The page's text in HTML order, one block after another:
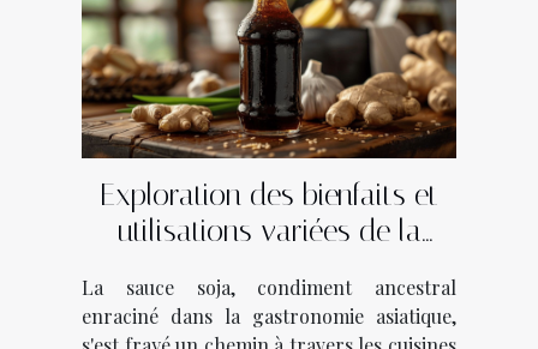
Exploration des bienfaits et
utilisations variées de la
La sauce soja, condiment ancestral
enraciné dans la gastronomie asiatique,